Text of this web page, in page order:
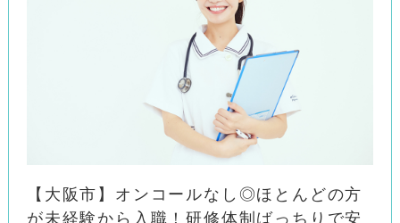
【大阪市】オンコールなし◎ほとんどの方
が未経験から入職！研修体制ばっちりで安